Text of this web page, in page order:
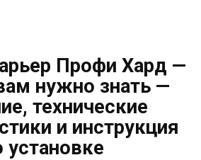
Профи Хард —
нужно знать —
технические
и инструкция
установке